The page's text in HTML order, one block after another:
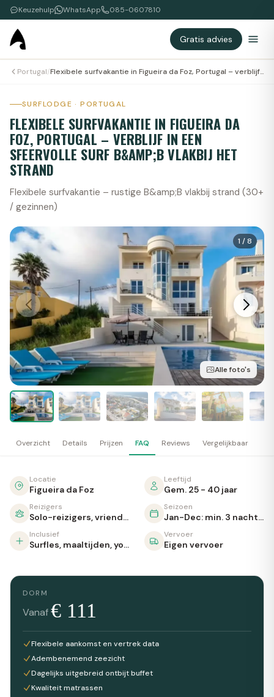
Keuzehulp WhatsApp 085-0607810
Gratis advies
Portugal/ Flexibele surfvakantie in Figueira da Foz, Portugal – verblijf in een sfeervolle surf B&amp;B vlakbij het strand
SURFLODGE · PORTUGAL
FLEXIBELE SURFVAKANTIE IN FIGUEIRA DA
FOZ, PORTUGAL – VERBLIJF IN EEN
SFEERVOLLE SURF B&AMP;B VLAKBIJ HET
STRAND
Flexibele surfvakantie – rustige B&amp;B vlakbij strand (30+
/ gezinnen)
1 /8
Alle foto's
Overzicht Details Prijzen FAQ Reviews Vergelijkbaar
Locatie
Figueira da Foz
Leeftijd
Gem. 25 - 40 jaar
Reizigers
Solo-reizigers, vrienden, koppels, gezinnen
Seizoen
Jan-Dec: min. 3 nachten
Inclusief
Surfles, maaltijden, yoga, zwembad
Vervoer
Eigen vervoer
DORM
Vanaf€ 111
Flexibele aankomst en vertrek data
Adembenemend zeezicht
Dagelijks uitgebreid ontbijt buffet
Kwaliteit matrassen